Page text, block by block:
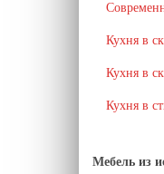
Кухня в
Кухня в
Кухня в
Мебель из